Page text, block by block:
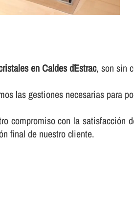
en Caldes d´Estrac, son sin
las gestiones necesarias para
compromiso con la
final de nuestro cliente.